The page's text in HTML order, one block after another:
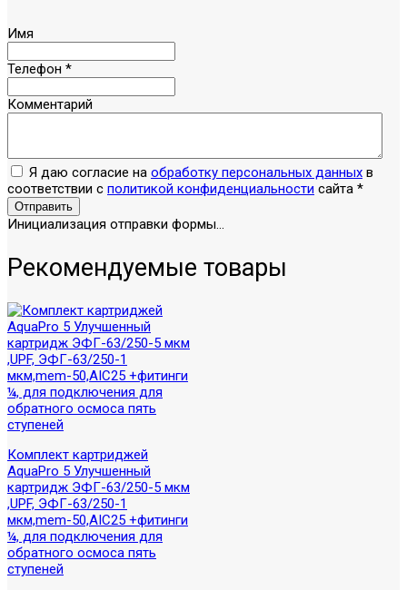
Имя
Телефон *
Комментарий
Я даю согласие на обработку персональных данных в
соответствии с политикой конфиденциальности сайта *
Отправить
Инициализация отправки формы...
Рекомендуемые товары
Комплект картриджей
AquaPro 5 Улучшенный
картридж ЭФГ-63/250-5 мкм
,UPF, ЭФГ-63/250-1
мкм,mem-50,AIC25 +фитинги
¼, для подключения для
обратного осмоса пять
ступеней